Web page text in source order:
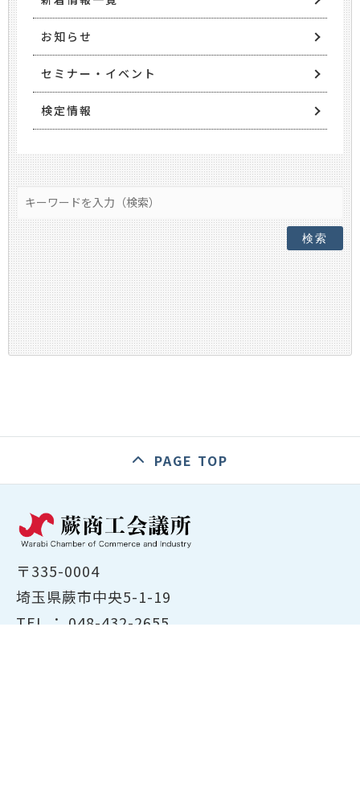
お知らせ
セミナー・イベント
検定情報
検索
PAGE TOP
〒335-0004
埼玉県蕨市中央5-1-19
TEL ： 048-432-2655